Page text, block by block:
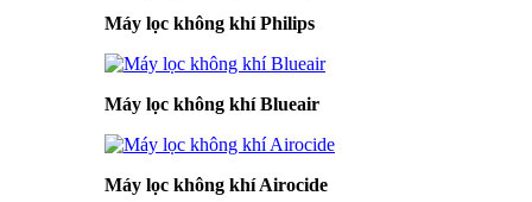
Máy lọc không khí Philips
Máy lọc không khí Blueair
Máy lọc không khí Airocide